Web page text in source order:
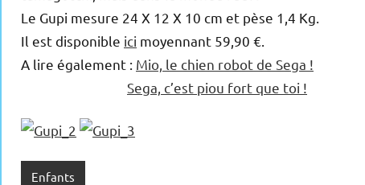
Le Gupi mesure 24 X 12 X 10 cm et pèse 1,4 Kg.
Il est disponible ici moyennant 59,90 €.
A lire également : Mio, le chien robot de Sega !
Sega, c’est piou fort que toi !
Enfants